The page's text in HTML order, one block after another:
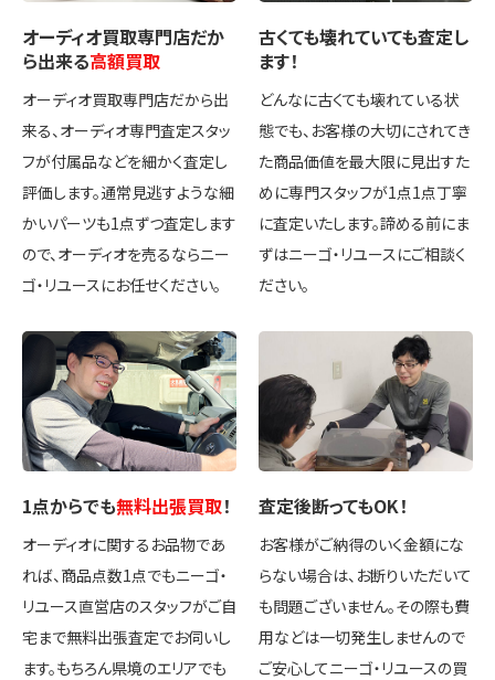
オーディオ買取専門店だか
ら出来る高額買取
オーディオ買取専門店だから出
来る、オーディオ専門査定スタッ
フが付属品などを細かく査定し
評価します。通常見逃すような細
かいパーツも1点ずつ査定します
ので、オーディオを売るならニー
ゴ・リユースにお任せください。
古くても壊れていても査定し
ます！
どんなに古くても壊れている状
態でも、お客様の大切にされてき
た商品価値を最大限に見出すた
めに専門スタッフが1点1点丁寧
に査定いたします。諦める前にま
ずはニーゴ・リユースにご相談く
ださい。
1点からでも無料出張買取！
オーディオに関するお品物であ
れば、商品点数1点でもニーゴ・
リユース直営店のスタッフがご自
宅まで無料出張査定でお伺いし
ます。もちろん県境のエリアでも
査定後断ってもOK！
お客様がご納得のいく金額にな
らない場合は、お断りいただいて
も問題ございません。その際も費
用などは一切発生しませんので
ご安心してニーゴ・リユースの買